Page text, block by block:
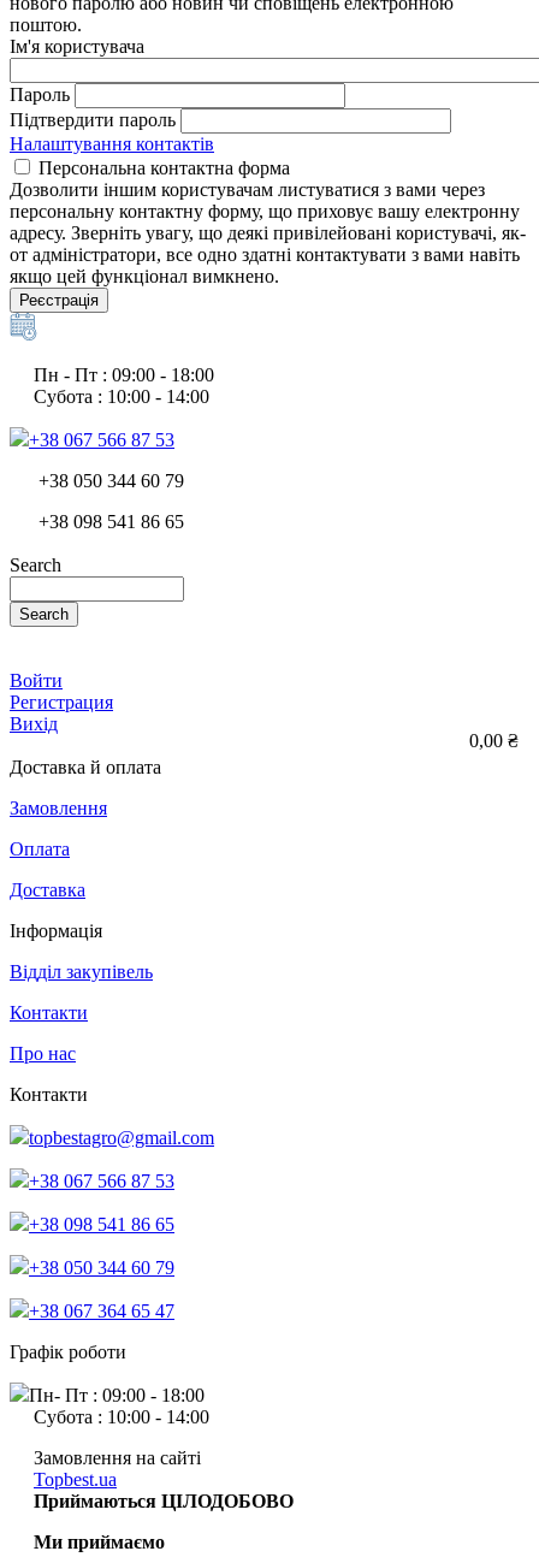
поштою.
Ім'я користувача
Пароль
Підтвердити пароль
Налаштування контактів
Персональна контактна форма
Дозволити іншим користувачам листуватися з вами через
персональну контактну форму, що приховує вашу електронну
адресу. Зверніть увагу, що деякі привілейовані користувачі, як-
от адміністратори, все одно здатні контактувати з вами навіть
якщо цей функціонал вимкнено.
Реєстрація
Пн - Пт : 09:00 - 18:00
Субота : 10:00 - 14:00
+38 067 566 87 53
+38 050 344 60 79
+38 098 541 86 65
Search
Search
0,00 ₴
Войти
Регистрация
Вихід
Доставка й оплата
Замовлення
Оплата
Доставка
Інформація
Відділ закупівель
Контакти
Про нас
Контакти
topbestagro@gmail.com
+38 067 566 87 53
+38 098 541 86 65
+38 050 344 60 79
+38 067 364 65 47
Графік роботи
Пн- Пт : 09:00 - 18:00
Субота : 10:00 - 14:00
Замовлення на сайті
Topbest.ua
Приймаються ЦІЛОДОБОВО
Ми приймаємо